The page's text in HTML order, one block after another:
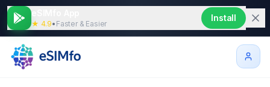
★ 4.9• Faster & Easier
Install